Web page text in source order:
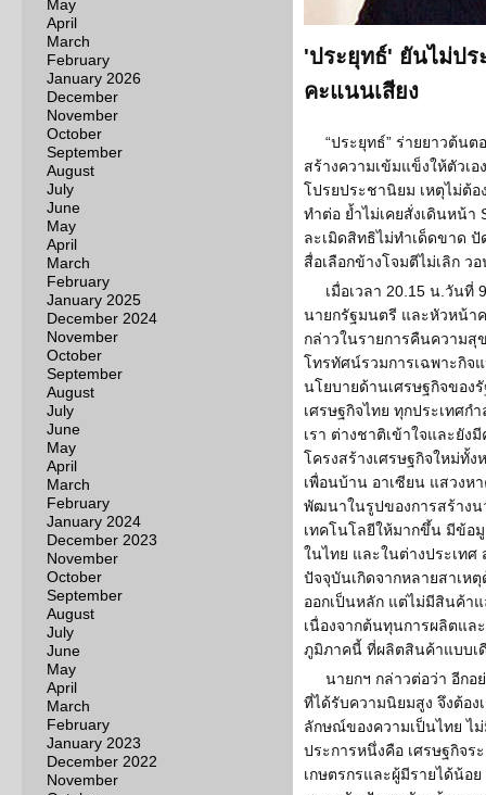
May
April
March
February
January 2026
December
November
October
September
August
July
June
May
April
March
February
January 2025
December 2024
November
October
September
August
July
June
May
April
March
February
January 2024
December 2023
November
October
September
August
July
June
May
April
March
February
January 2023
December 2022
November
'ประยุทธ์' ยันไม่ปร
คะแนนเสียง
“ประยุทธ์” ร่ายยาวต้น
สร้างความเข้มแข็งให้ตัวเ
โปรยประชานิยม เหตุไม่ต้อ
ทำต่อ ย้ำไม่เคยสั่งเดินหน้า
ละเมิดสิทธิไม่ทำเด็ดขาด
สื่อเลือกข้างโจมตีไม่เลิก
เมื่อเวลา 20.15 น.วันที่
นายกรัฐมนตรี และหัวหน้า
กล่าวในรายการคืนความสุ
โทรทัศน์รวมการเฉพาะกิจ
นโยบายด้านเศรษฐกิจของ
เศรษฐกิจไทย ทุกประเทศก
เรา ต่างชาติเข้าใจและยัง
โครงสร้างเศรษฐกิจใหม่ทั้
เพื่อนบ้าน อาเซียน แสวงห
พัฒนาในรูปของการสร้าง
เทคโนโลยีให้มากขึ้น มีข้อ
ในไทย และในต่างประเท
ปัจจุบันเกิดจากหลายสาเหตุ
ออกเป็นหลัก แต่ไม่มีสินค้า
เนื่องจากต้นทุนการผลิตแล
ภูมิภาคนี้ ที่ผลิตสินค้าแบบเ
นายกฯ กล่าวต่อว่า อีกอ
ที่ได้รับความนิยมสูง จึงต้อง
ลักษณ์ของความเป็นไทย ไ
ประการหนึ่งคือ เศรษฐกิจร
เกษตรกรและผู้มีรายได้น้อ